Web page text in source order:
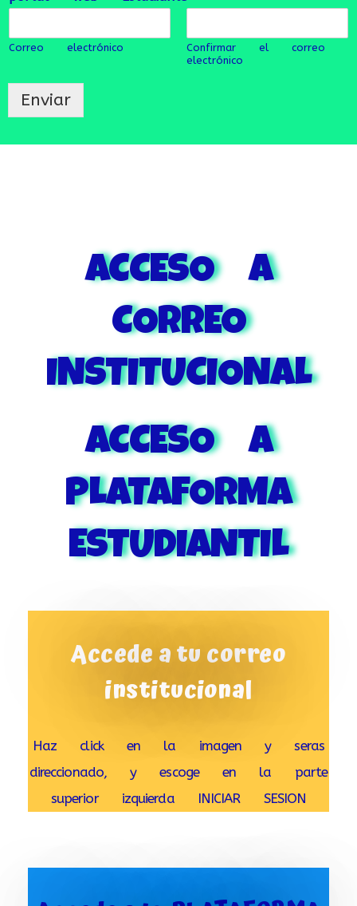
Correo electrónico
Confirmar el correo
electrónico
Enviar
aCCESO A
CORREO
INSTITUCIONAL
ACCESO A
PLATAFORMA
ESTUDIANTIL
Accede a tu correo
institucional
Haz click en la imagen y seras
direccionado, y escoge en la parte
superior izquierda INICIAR SESION